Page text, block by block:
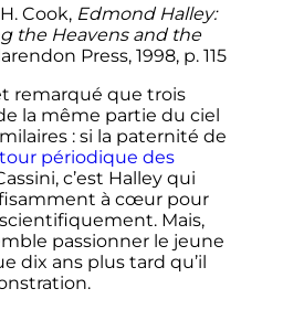
Cook, Edmond Halley:
the Heavens and the
Press, 1998, p. 115
remarqué que trois
la même partie du ciel
: si la paternité de
périodique des
c’est Halley qui
à cœur pour
Mais,
passionner le jeune
dix ans plus tard qu’il